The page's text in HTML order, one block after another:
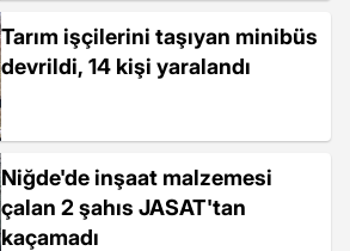
Tarım işçilerini taşıyan minibüs
devrildi, 14 kişi yaralandı
Niğde'de inşaat malzemesi
çalan 2 şahıs JASAT'tan
kaçamadı